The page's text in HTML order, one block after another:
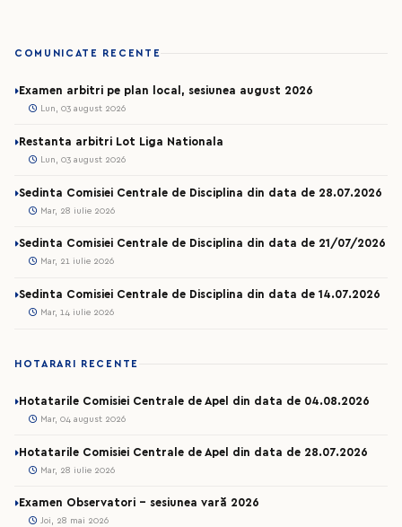
COMUNICATE RECENTE
Examen arbitri pe plan local, sesiunea august 2026
Lun, 03 august 2026
Restanta arbitri Lot Liga Nationala
Lun, 03 august 2026
Sedinta Comisiei Centrale de Disciplina din data de 28.07.2026
Mar, 28 iulie 2026
Sedinta Comisiei Centrale de Disciplina din data de 21/07/2026
Mar, 21 iulie 2026
Sedinta Comisiei Centrale de Disciplina din data de 14.07.2026
Mar, 14 iulie 2026
HOTARARI RECENTE
Hotatarile Comisiei Centrale de Apel din data de 04.08.2026
Mar, 04 august 2026
Hotatarile Comisiei Centrale de Apel din data de 28.07.2026
Mar, 28 iulie 2026
Examen Observatori - sesiunea vară 2026
Joi, 28 mai 2026